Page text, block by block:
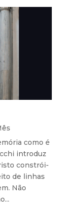
como é
introduz
constrói-
de linhas
Não